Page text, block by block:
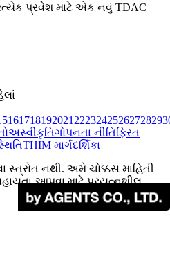
પ્રવેશ માટે એક નવું TDAC
161718192021 2223242526272829
અસ્વીકૃતિગોપનતા નીતિફિરત
THIM માર્ગદર્શિકા
નથી. અમે ચોક્કસ માહિતી
આપવા માટે પ્રયત્નશીલ